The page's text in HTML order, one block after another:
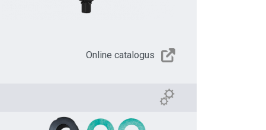
Online catalogus